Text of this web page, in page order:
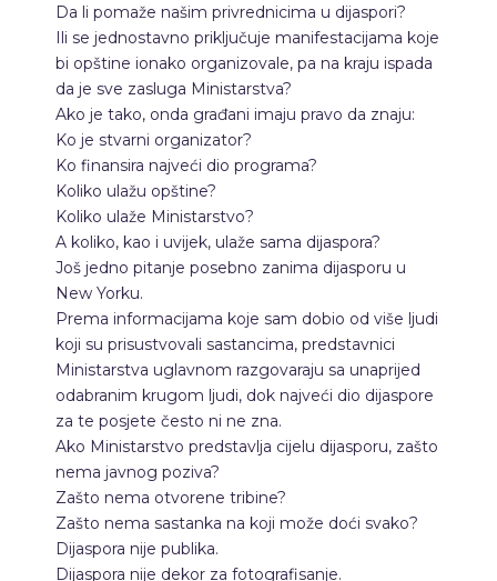
Da li pomaže našim privrednicima u dijaspori?
Ili se jednostavno priključuje manifestacijama koje
bi opštine ionako organizovale, pa na kraju ispada
da je sve zasluga Ministarstva?
Ako je tako, onda građani imaju pravo da znaju:
Ko je stvarni organizator?
Ko finansira najveći dio programa?
Koliko ulažu opštine?
Koliko ulaže Ministarstvo?
A koliko, kao i uvijek, ulaže sama dijaspora?
Još jedno pitanje posebno zanima dijasporu u
New Yorku.
Prema informacijama koje sam dobio od više ljudi
koji su prisustvovali sastancima, predstavnici
Ministarstva uglavnom razgovaraju sa unaprijed
odabranim krugom ljudi, dok najveći dio dijaspore
za te posjete često ni ne zna.
Ako Ministarstvo predstavlja cijelu dijasporu, zašto
nema javnog poziva?
Zašto nema otvorene tribine?
Zašto nema sastanka na koji može doći svako?
Dijaspora nije publika.
Dijaspora nije dekor za fotografisanje.